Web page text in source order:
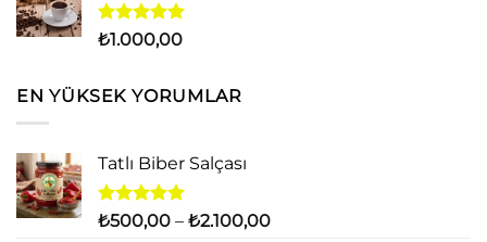
5 üzerinden
₺1.000,00
EN YÜKSEK YORUMLAR
Tatlı Biber Salçası
5 üzerinden
oy
₺500,00 – ₺2.100,00Fiyat